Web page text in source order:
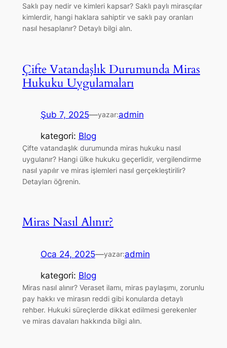
Saklı pay nedir ve kimleri kapsar? Saklı paylı mirasçılar
kimlerdir, hangi haklara sahiptir ve saklı pay oranları
nasıl hesaplanır? Detaylı bilgi alın.
Çifte Vatandaşlık Durumunda Miras
Hukuku Uygulamaları
Şub 7, 2025—yazar:admin
kategori: Blog
Çifte vatandaşlık durumunda miras hukuku nasıl
uygulanır? Hangi ülke hukuku geçerlidir, vergilendirme
nasıl yapılır ve miras işlemleri nasıl gerçekleştirilir?
Detayları öğrenin.
Miras Nasıl Alınır?
Oca 24, 2025—yazar:admin
kategori: Blog
Miras nasıl alınır? Veraset ilamı, miras paylaşımı, zorunlu
pay hakkı ve mirasın reddi gibi konularda detaylı
rehber. Hukuki süreçlerde dikkat edilmesi gerekenler
ve miras davaları hakkında bilgi alın.